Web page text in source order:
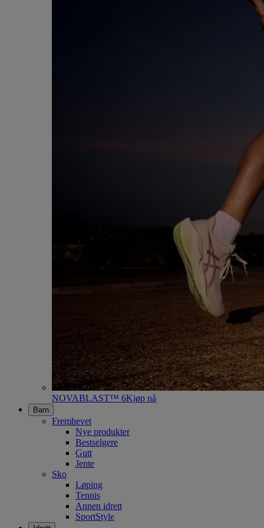
NOVABLAST™ 6Kjøp nå
Barn
Fremhevet
Nye produkter
Bestselgere
Gutt
Jente
Sko
Løping
Tennis
Annen idrett
SportStyle